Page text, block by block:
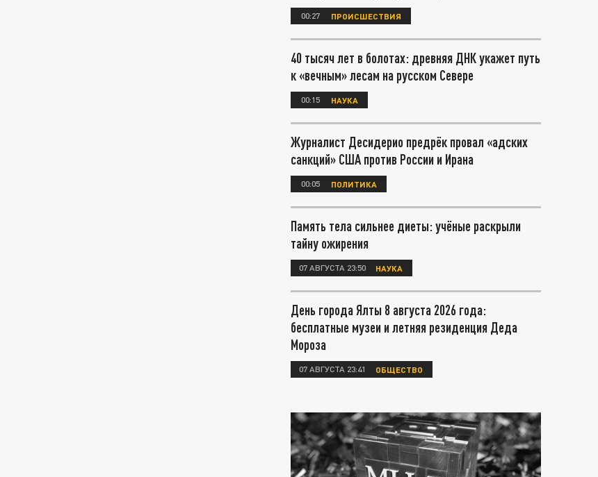
00:27 ПРОИСШЕСТВИЯ
40 тысяч лет в болотах: древняя ДНК укажет путь
к «вечным» лесам на русском Севере
00:15 НАУКА
Журналист Десидерио предрёк провал «адских
санкций» США против России и Ирана
00:05 ПОЛИТИКА
Память тела сильнее диеты: учёные раскрыли
тайну ожирения
07 АВГУСТА 23:50 НАУКА
День города Ялты 8 августа 2026 года:
бесплатные музеи и летняя резиденция Деда
Мороза
07 АВГУСТА 23:41 ОБЩЕСТВО